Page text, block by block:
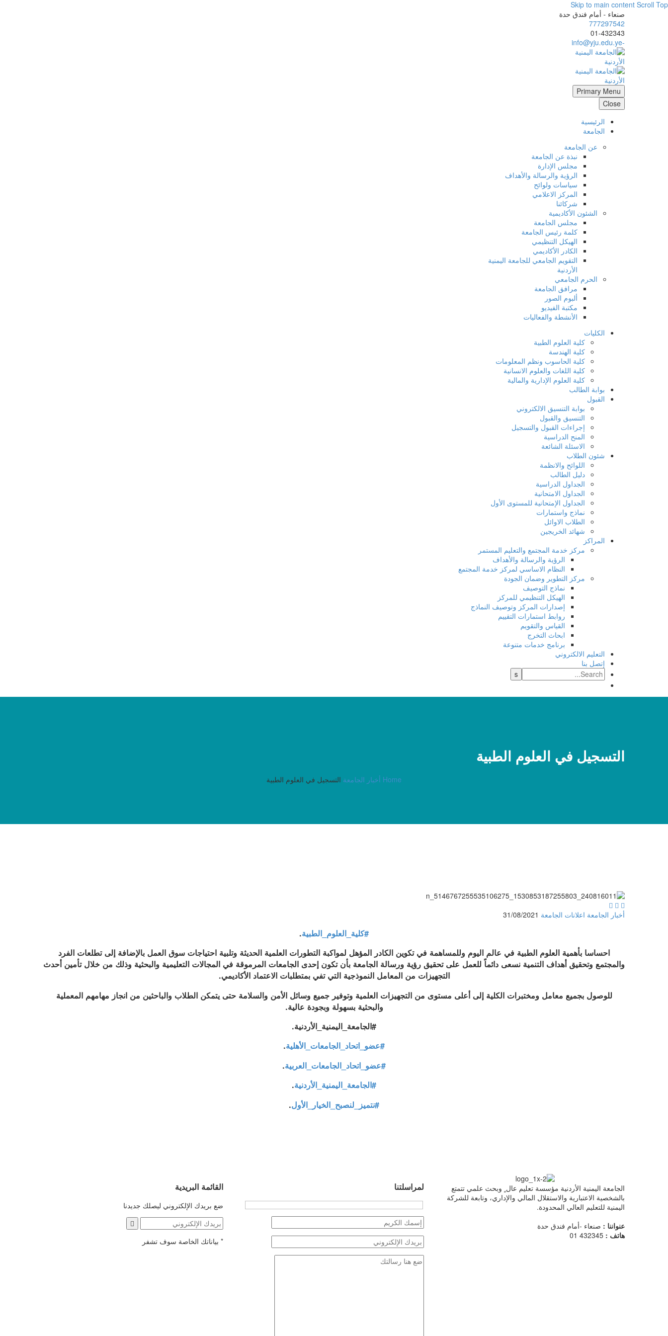
Skip to main content Scroll Top
صنعاء - أمام فندق حدة
777297542
01-432343
-info@yju.edu.ye
Primary Menu
Close
الرئيسية
الجامعة
عن الجامعة
نبذة عن الجامعة
مجلس الإدارة
الرؤية والرسالة والأهداف
سياسات ولوائح
المركز الاعلامي
شركائنا
الشئون الأكاديمية
مجلس الجامعة
كلمة رئيس الجامعة
الهيكل التنظيمي
الكادر الأكاديمي
التقويم الجامعي للجامعة اليمنية
الأردنية
الحرم الجامعي
مرافق الجامعة
ألبوم الصور
مكتبة الفيديو
الأنشطة والفعاليات
الكليات
كلية العلوم الطبية
كلية الهندسة
كلية الحاسوب ونظم المعلومات
كلية اللغات والعلوم الانسانية
كلية العلوم الإدارية والمالية
بوابة الطالب
القبول
بوابة التنسيق الالكتروني
التنسيق والقبول
إجراءات القبول والتسجيل
المنح الدراسية
الاسئلة الشائعة
شئون الطلاب
اللوائح والانظمة
دليل الطالب
الجداول الدراسية
الجداول الامتحانية
الجداول الإمتحانية للمستوى الأول
نماذج واستمارات
الطلاب الاوائل
شهائد الخريجين
المراكز
مركز خدمة المجتمع والتعليم المستمر
الرؤية والرسالة والأهداف
النظام الاساسي لمركز خدمة المجتمع
مركز التطوير وضمان الجودة
نماذج التوصيف
الهيكل التنظيمي للمركز
إصدارات المركز وتوصيف النماذج
روابط استمارات التقييم
القياس والتقويم
ابحاث التخرج
برنامج خدمات متنوعة
التعليم الالكتروني
إتصل بنا
التسجيل في العلوم الطبية
Home أخبار الجامعة التسجيل في العلوم الطبية
  
أخبار الجامعة اعلانات الجامعة 31/08/2021
#كلية_العلوم_الطبية.
احساسا بأهمية العلوم الطبية في عالم اليوم وللمساهمة في تكوين الكادر المؤهل لمواكبة التطورات العلمية الحديثة وتلبية احتياجات سوق العمل بالإضافة إلى تطلعات الفرد
والمجتمع وتحقيق أهداف التنمية نسعى دائماً للعمل على تحقيق رؤية ورسالة الجامعة بأن تكون إحدى الجامعات المرموقة في المجالات التعليمية والبحثية وذلك من خلال تأمين أحدث
التجهيزات من المعامل النموذجية التي تفي بمتطلبات الاعتماد الأكاديمي.
للوصول بجميع معامل ومختبرات الكلية إلى أعلى مستوى من التجهيزات العلمية وتوفير جميع وسائل الأمن والسلامة حتى يتمكن الطلاب والباحثين من انجاز مهامهم المعملية
والبحثية بسهولة وبجودة عالية.
#الجامعة_اليمنية_الأردنية.
#عضو_اتحاد_الجامعات_الأهلية.
#عضو_اتحاد_الجامعات_العربية.
#الجامعة_اليمنية_الأردنية.
#نتميز_لنصبح_الخيار_الأول.
القائمة البريدية
ضع بريدك الإلكتروني ليصلك جديدنا
* بياناتك الخاصة سوف تشفر
لمراسلتنا
Hidden
الجامعة اليمنية الأردنية مؤسسة تعليم عال ٍ وبحث علمي تتمتع
بالشخصية الاعتبارية والاستقلال المالي والإداري، وتابعة للشركة
اليمنية للتعليم العالي المحدودة.
عنواننا : صنعاء -أمام فندق حدة
هاتف :